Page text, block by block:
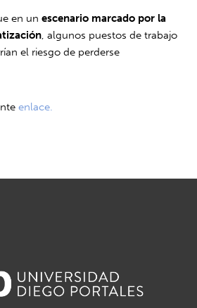
en unescenario marcado por la
, algunos puestos de trabajo
el riesgo de perderse
enlace.